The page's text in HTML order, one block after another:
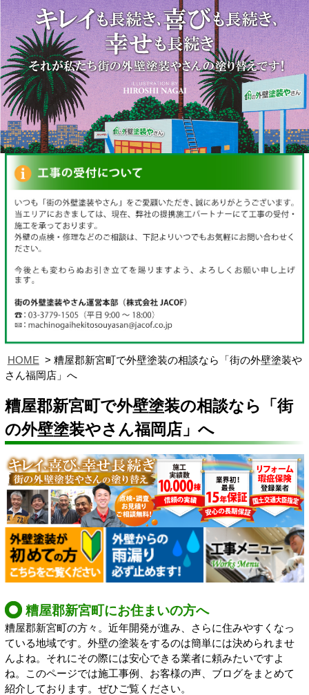
HOME
糟屋郡新宮町で外壁塗装の相談なら「街の外壁塗装や
さん福岡店」へ
糟屋郡新宮町で外壁塗装の相談なら「街
の外壁塗装やさん福岡店」へ
糟屋郡新宮町にお住まいの方へ
糟屋郡新宮町の方々。近年開発が進み、さらに住みやすくなっ
ている地域です。外壁の塗装をするのは簡単には決められませ
んよね。それにその際には安心できる業者に頼みたいですよ
ね。このページでは施工事例、お客様の声、ブログをまとめて
紹介しております。ぜひご覧ください。